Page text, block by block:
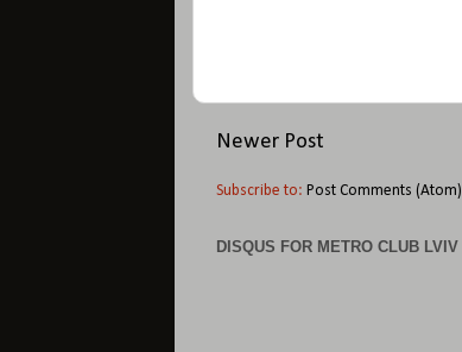
Newer Post
Subscribe to: Post Comments (Atom)
DISQUS FOR METRO CLUB LVIV